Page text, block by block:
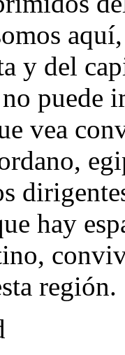
y del
puede
vea
hay
región.